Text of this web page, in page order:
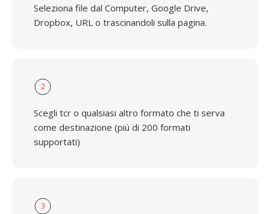
Seleziona file dal Computer, Google Drive,
Dropbox, URL o trascinandoli sulla pagina.
2
Scegli tcr o qualsiasi altro formato che ti serva
come destinazione (più di 200 formati
supportati)
3